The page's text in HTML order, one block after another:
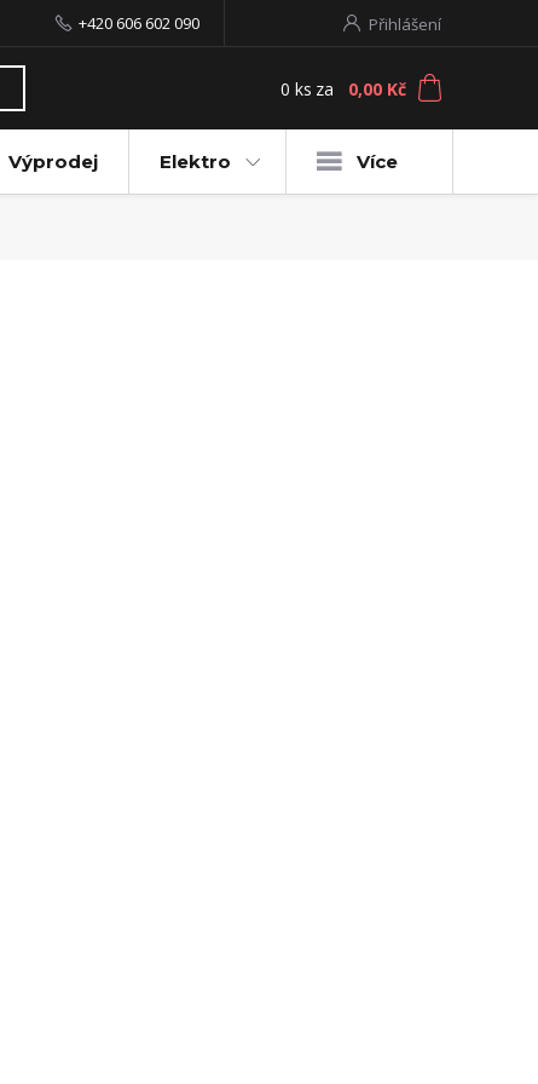
Přihlášení
+420 606 602 090
0 ks za 0,00 Kč
Výprodej Elektro Více